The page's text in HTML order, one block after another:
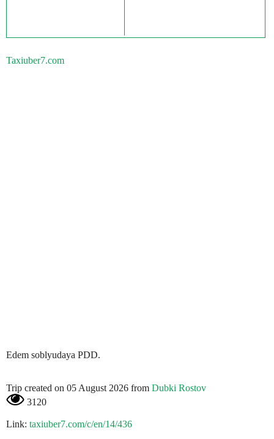
Taxiuber7.com
Edem soblyudaya PDD.
Trip created on 05 August 2026 from Dubki Rostov
3120
Link: taxiuber7.com/c/en/14/436